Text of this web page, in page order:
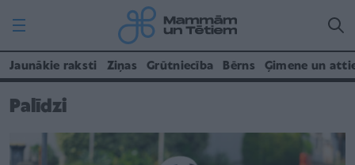
Jaunākie raksti Ziņas Grūtniecība Bērns Ģimene un
Palīdzi